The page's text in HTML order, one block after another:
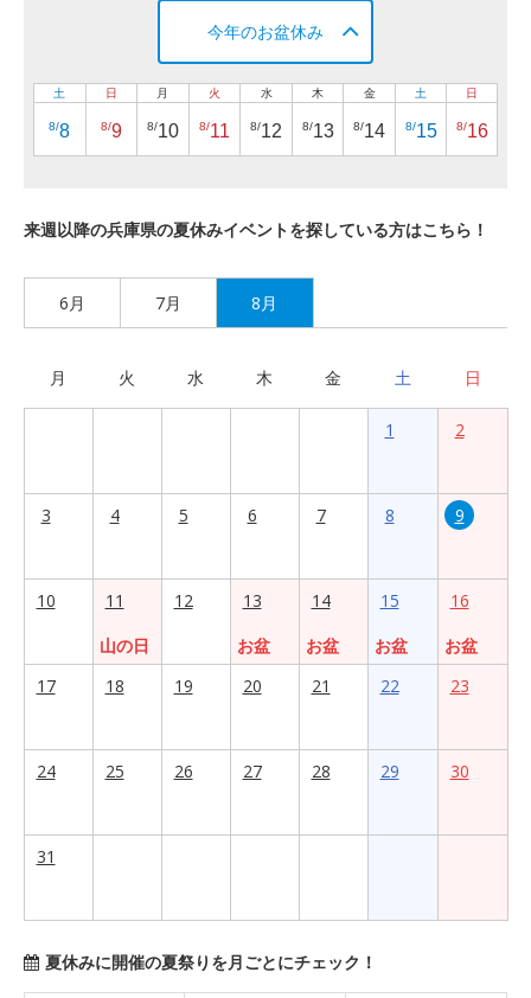
今年のお盆休み
土
8/8
日
8/9
月
8/10
火
8/11
水
8/12
木
8/13
金
8/14
土
8/15
日
8/16
来週以降の兵庫県の夏休みイベントを探している方はこちら！
6月 7月 8月
月 火 水 木 金 土 日
1 2
3 4 5 6 7 8 9
10
11
山の日
12
13
お盆
14
お盆
15
お盆
16
お盆
17
18 19 20 21 22 23
24 25 26 27 28 29 30
31
夏休みに開催の夏祭りを月ごとにチェック！